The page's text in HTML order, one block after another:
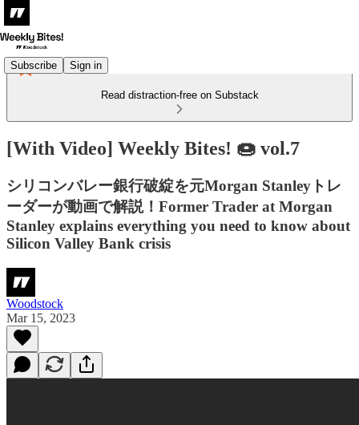
Subscribe Sign in
Read distraction-free on Substack
[With Video] Weekly Bites! 🍩 vol.7
シリコンバレー銀行破綻を元Morgan Stanleyトレ
ーダーが動画で解説！Former Trader at Morgan
Stanley explains everything you need to know about
Silicon Valley Bank crisis
Woodstock
Mar 15, 2023